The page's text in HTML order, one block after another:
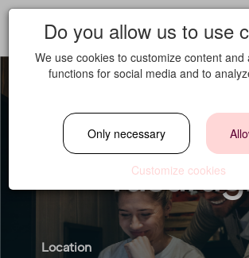
Sales
Location
Do you allow us to use
We use cookies to customize content and
functions for social media and to
Only necessary
Customize cookies